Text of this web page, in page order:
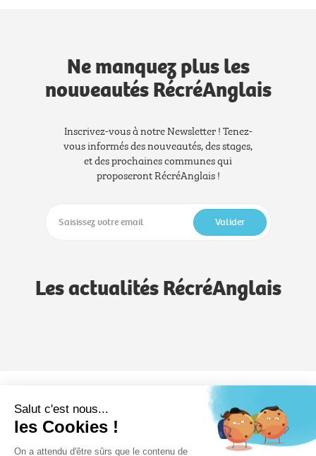
Ne manquez plus les
nouveautés RécréAnglais
Inscrivez-vous à notre Newsletter ! Tenez-
vous informés des nouveautés, des stages,
et des prochaines communes qui
proposeront RécréAnglais !
Valider
Les actualités RécréAnglais
Notre savoir-faire
Salut c'est nous...
les Cookies !
On a attendu d'être sûrs que le contenu de